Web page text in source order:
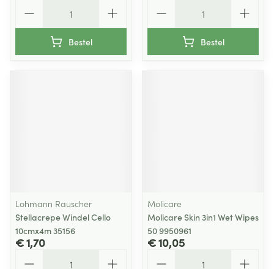
Bestel Bestel
Lohmann Rauscher
Stellacrepe Windel Cello
10cmx4m 35156
€ 1,70
Molicare
Molicare Skin 3in1 Wet Wipes
50 9950961
€ 10,05